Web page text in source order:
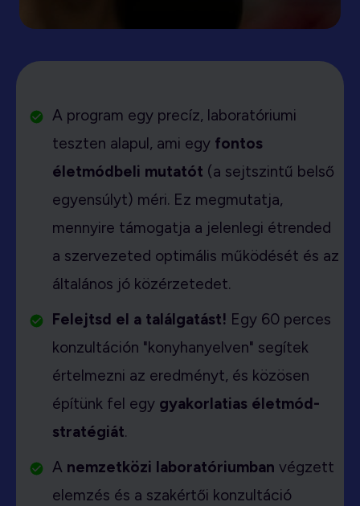
A program egy precíz, laboratóriumi
teszten alapul, ami egy fontos
életmódbeli mutatót (a sejtszintű belső
egyensúlyt) méri. Ez megmutatja,
mennyire támogatja a jelenlegi étrended
a szervezeted optimális működését és az
általános jó közérzetedet.
Felejtsd el a találgatást! Egy 60 perces
konzultáción "konyhanyelven" segítek
értelmezni az eredményt, és közösen
építünk fel egy gyakorlatias életmód-
stratégiát.
A nemzetközi laboratóriumban végzett
elemzés és a szakértői konzultáció